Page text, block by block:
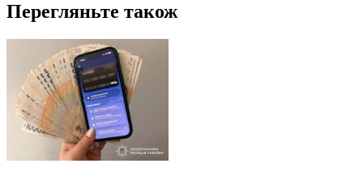
Перегляньте також